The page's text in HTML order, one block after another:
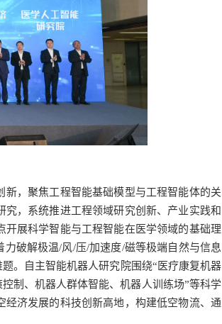
，聚焦工程智能基础模型与工程智能体的关
，系统推进工程领域研究创新、产业实践和
展科学智能与工程智能在医学领域的基础理
破解极温/风/压/加速度/磁等极端自然与信息
。自主智能机器人研究院围绕“医疗康复机器
制、机器人群体智能、机器人训练场”等科学
济发展的科技创新高地，构建低空物流、通